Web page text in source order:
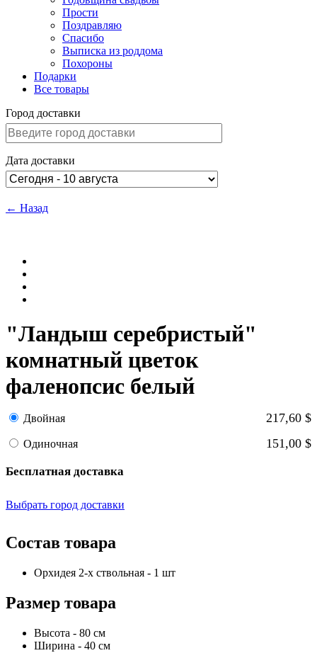
Прости
Поздравляю
Спасибо
Выписка из роддома
Похороны
Подарки
Все товары
Город доставки
Дата доставки
← Назад
"Ландыш серебристый"
комнатный цветок
фаленопсис белый
Двойная 217,60 $
Одиночная 151,00 $
Бесплатная доставка
Выбрать город доставки
Состав товара
Орхидея 2-х ствольная - 1 шт
Размер товара
Высота - 80 см
Ширина - 40 см